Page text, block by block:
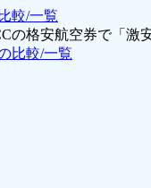
較/一覧
の格安航空券で「